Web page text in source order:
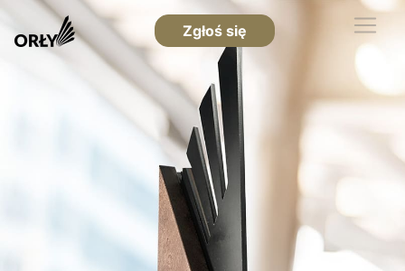
Zgłoś się